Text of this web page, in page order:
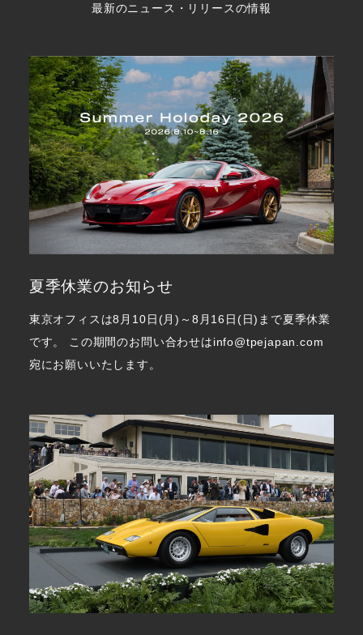
最新のニュース・リリースの情報
夏季休業のお知らせ
東京オフィスは8月10日(月)～8月16日(日)まで夏季休業
です。 この期間のお問い合わせはinfo@tpejapan.com
宛にお願いいたします。